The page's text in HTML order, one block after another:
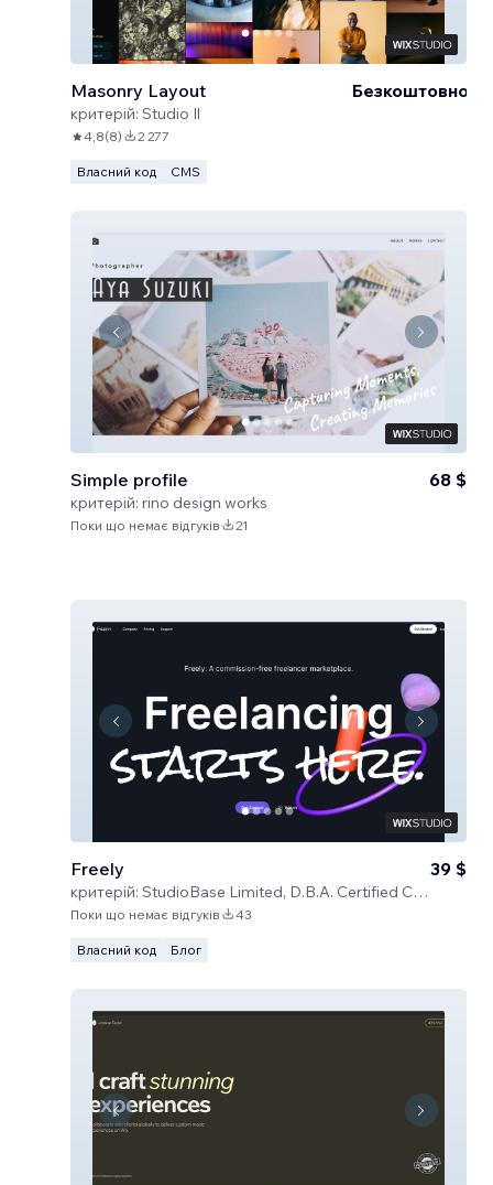
Masonry Layout
критерій: Studio Il
Безкоштовно
4,8(8) 2 277
Власний код CMS
Simple profile
критерій: rino design works
68 $
Поки що немає відгуків 21
Freely
критерій: StudioBase Limited, D.B.A. Certified Code
39 $
Поки що немає відгуків 43
Власний код Блог